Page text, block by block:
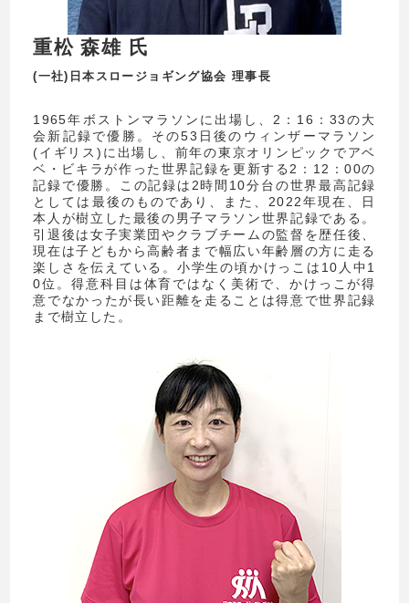
重松 森雄 氏
(一社)日本スロージョギング協会 理事長
1965年ボストンマラソンに出場し、2：16：33の大
会新記録で優勝。その53日後のウィンザーマラソン
(イギリス)に出場し、前年の東京オリンピックでアベ
ベ・ビキラが作った世界記録を更新する2：12：00の
記録で優勝。この記録は2時間10分台の世界最高記録
としては最後のものであり、また、2022年現在、日
本人が樹立した最後の男子マラソン世界記録である。
引退後は女子実業団やクラブチームの監督を歴任後、
現在は子どもから高齢者まで幅広い年齢層の方に走る
楽しさを伝えている。小学生の頃かけっこは10人中1
0位。得意科目は体育ではなく美術で、かけっこが得
意でなかったが長い距離を走ることは得意で世界記録
まで樹立した。